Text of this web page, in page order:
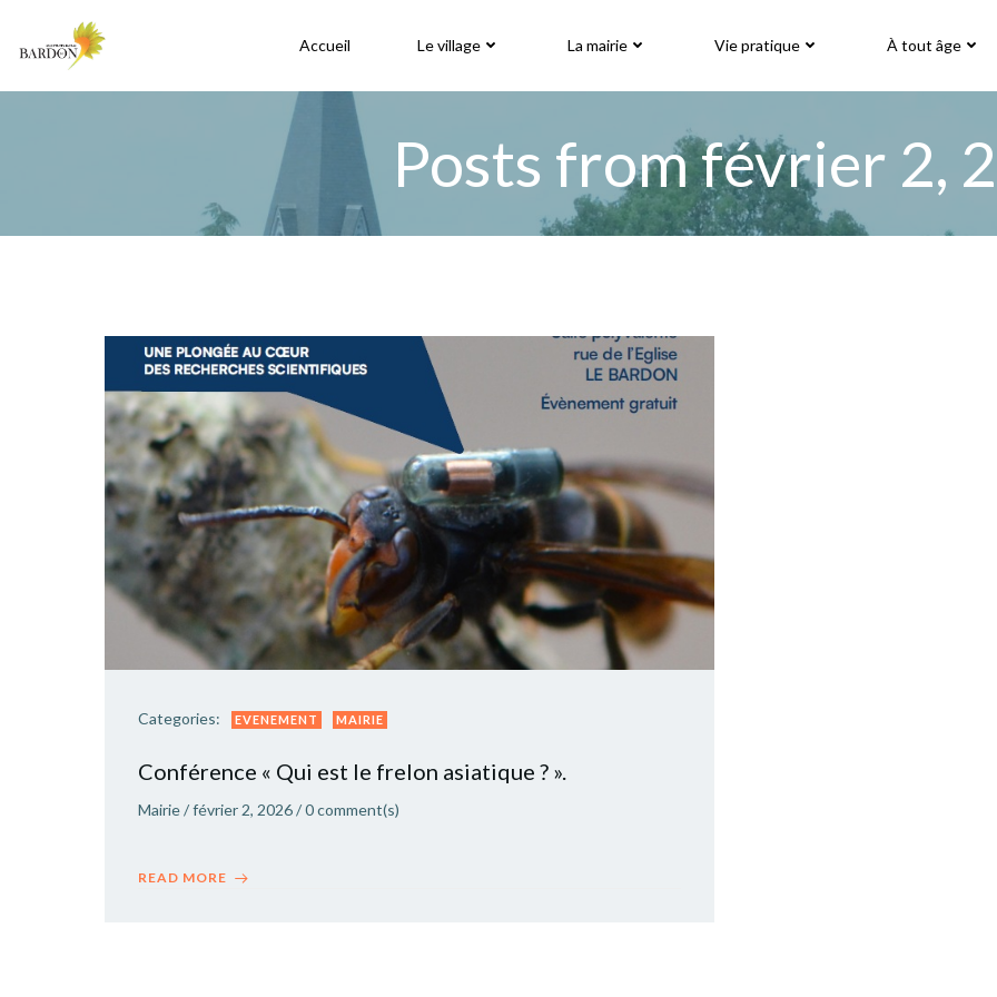
contenu
Accueil Le village La mairie Vie pratique À tout âge
Posts from février 2,
Categories: EVENEMENT MAIRIE
Conférence « Qui est le frelon asiatique ? ».
Mairie/février 2, 2026/0comment(s)
READ MORE